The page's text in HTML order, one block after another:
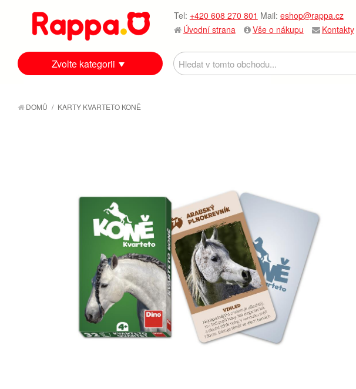
Tel: +420 608 270 801 Mail: eshop@rappa.cz
Úvodní strana
Vše o nákupu Kontakty
Zvolte kategorii
DOMŮ / KARTY KVARTETO KONĚ